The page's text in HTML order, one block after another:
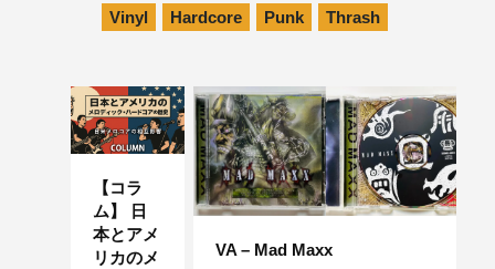
Vinyl Hardcore Punk Thrash
【コラ
ム】 日
本とアメ
リカのメ
VA – Mad Maxx